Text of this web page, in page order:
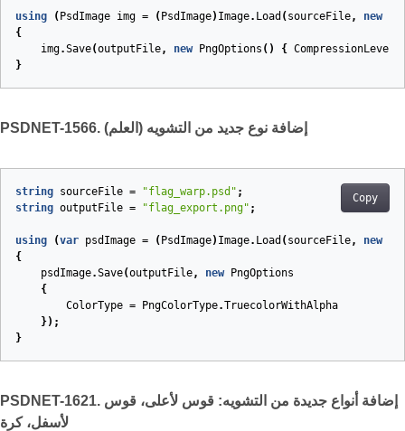
using ( PsdImage img = ( PsdImage) Image. Load ( sourceFile, new
{
img.Save(outputFile, new PngOptions () { CompressionLevel
}
PSDNET-1566. إضافة نوع جديد من التشويه (العلم)
Copy
string sourceFile = "flag_warp.psd" ;
string outputFile = "flag_export.png" ;
using (var psdImage = ( PsdImage) Image. Load ( sourceFile, new
{
psdImage.Save(outputFile, new
PngOptions
{
ColorType = PngColorType.TruecolorWithAlpha
});
}
PSDNET-1621. إضافة أنواع جديدة من التشويه: قوس لأعلى، قوس
لأسفل، كرة